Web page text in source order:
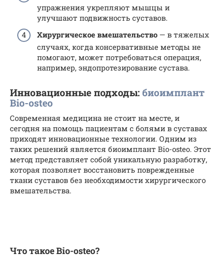
упражнения укрепляют мышцы и
улучшают подвижность суставов.
Хирургическое вмешательство — в тяжелых
случаях, когда консервативные методы не
помогают, может потребоваться операция,
например, эндопротезирование сустава.
Инновационные подходы: биоимплант
Bio-osteo
Современная медицина не стоит на месте, и
сегодня на помощь пациентам с болями в суставах
приходят инновационные технологии. Одним из
таких решений является биоимплант Bio-osteo. Этот
метод представляет собой уникальную разработку,
которая позволяет восстановить поврежденные
ткани суставов без необходимости хирургического
вмешательства.
Что такое Bio-osteo?